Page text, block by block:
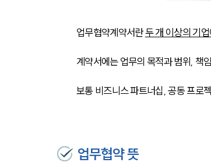
업무협약계약서란 두 개 이상의 기
계약서에는 업무의 목적과 범위, 책
보통 비즈니스 파트너십, 공동 프로
업무협약 뜻